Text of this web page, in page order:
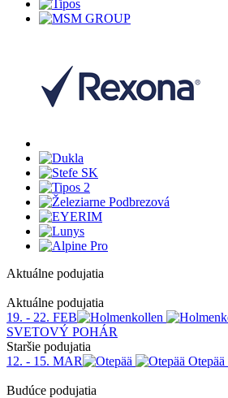
Aktuálne podujatia
Aktuálne podujatia
19. - 22. FEB
SVETOVÝ POHÁR
Staršie podujatia
12. - 15. MAR
Otepää
Budúce podujatia